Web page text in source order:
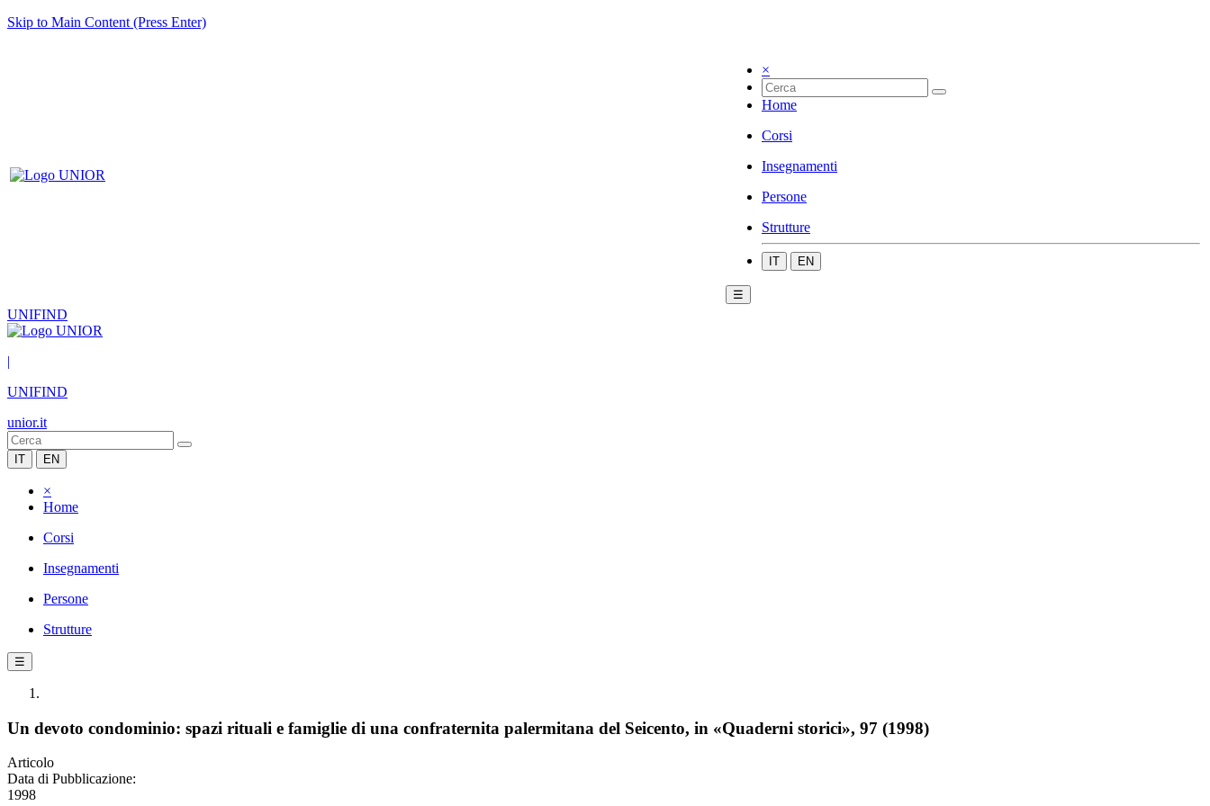
Skip to Main Content (Press Enter)
×
Home
Corsi
Insegnamenti
Persone
Strutture
IT EN
☰
UNIFIND
|
UNIFIND
unior.it
IT EN
×
Home
Corsi
Insegnamenti
Persone
Strutture
☰
Un devoto condominio: spazi rituali e famiglie di una confraternita palermitana del Seicento, in «Quaderni storici», 97 (1998)
Articolo
Data di Pubblicazione:
1998